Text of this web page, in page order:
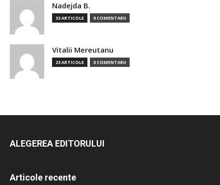
Nadejda B.
32 ARTICOLE 0 COMENTARII
Vitalii Mereutanu
23 ARTICOLE 0 COMENTARII
ALEGEREA EDITORULUI
Articole recente